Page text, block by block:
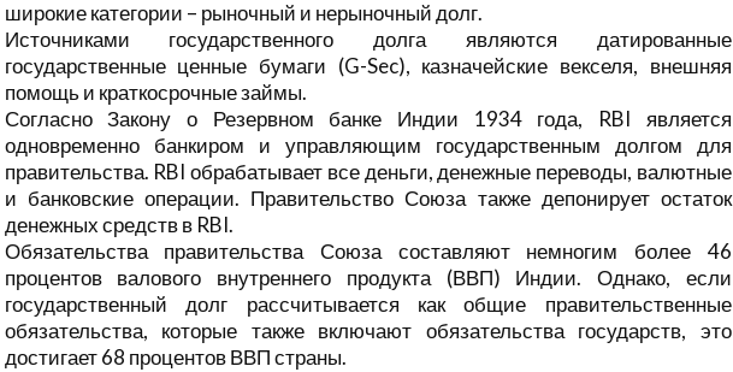
широкие категории – рыночный и нерыночный долг.
Источниками государственного долга являются датированные
государственные ценные бумаги (G-Sec), казначейские векселя, внешняя
помощь и краткосрочные займы.
Согласно Закону о Резервном банке Индии 1934 года, RBI является
одновременно банкиром и управляющим государственным долгом для
правительства. RBI обрабатывает все деньги, денежные переводы, валютные
и банковские операции. Правительство Союза также депонирует остаток
денежных средств в RBI.
Обязательства правительства Союза составляют немногим более 46
процентов валового внутреннего продукта (ВВП) Индии. Однако, если
государственный долг рассчитывается как общие правительственные
обязательства, которые также включают обязательства государств, это
достигает 68 процентов ВВП страны.